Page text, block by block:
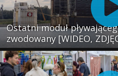
Ostatni moduł
zwodowany [WIDEO,